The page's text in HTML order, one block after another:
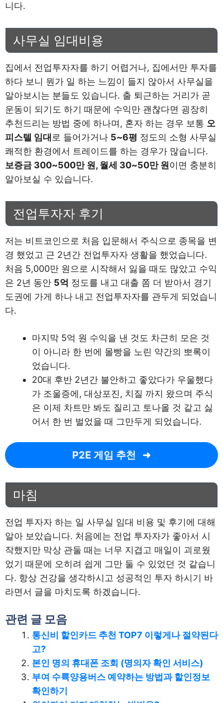
니다.
사무실 임대비용
집에서 전업투자자를 하기 어렵거나, 집에서만 투자를
하다 보니 뭔가 일 하는 느낌이 들지 않아서 사무실을
알아보시는 분들도 있습니다. 출 퇴근하는 거리가 곧
운동이 되기도 하기 때문에 수익만 괜찮다면 굉장히
추천드리는 방법 중에 하나며, 혼자 하는 경우 보통 오
피스텔 임대 로 들어가거나 5~6평 정도의 소형 사무실
쾌적한 환경에서 트레이드를 하는 경우가 많습니다.
보증금 300~500만 원, 월세 30~50만 원이면 충분히
알아보실 수 있습니다.
전업투자자 후기
저는 비트코인으로 처음 입문해서 주식으로 종목을 변
경 했었고 근 2년간 전업투자자 생활을 했었습니다.
처음 5,000만 원으로 시작해서 잃을 때도 많았고 수익
은 2년 동안 5억 정도를 내고 대출 쫌 더 받아서 경기
도권에 가게 하나 내고 전업투자자를 관두게 되었습니
다.
마지막 5억 원 수익을 낸 것도 차근히 모은 것
이 아니라 한 번에 몰빵을 노린 약간의 뽀록이
었습니다.
20대 후반 2년간 불안하고 좋았다가 우울했다
가 조울증에, 대상포진, 치질 까지 왔으며 주식
은 이제 차트만 봐도 질리고 토나올 것 같고 싫
어서 한 번 벌었을 때 그만두게 되었습니다.
P2E 게임 추천
마침
전업 투자자 하는 일 사무실 임대 비용 및 후기에 대해
알아 보았습니다. 처음에는 전업 투자자가 좋아서 시
작했지만 막상 관둘 때는 너무 지겹고 매일이 괴로웠
었기 때문에 오히려 쉽게 그만 둘 수 있었던 것 같습니
다. 항상 건강을 생각하시고 성공적인 투자 하시기 바
라면서 글을 마치도록 하겠습니다.
관련 글 모음
통신비 할인카드 추천 TOP7 이렇게나 절약된다
고?
본인 명의 휴대폰 조회 (명의자 확인 서비스)
부여 수륙양용버스 예약하는 방법과 할인정보
확인하기